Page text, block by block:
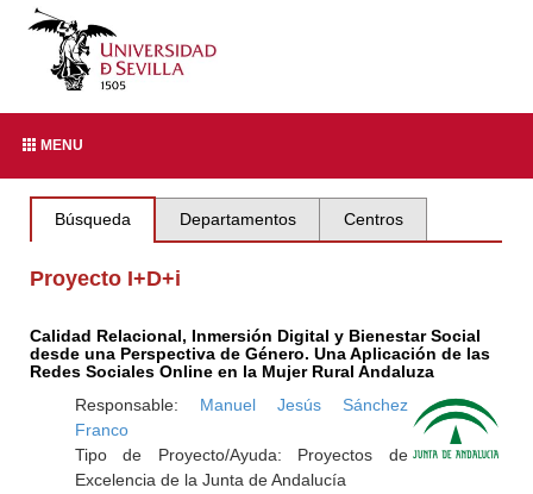
MENU
Búsqueda Departamentos Centros
Proyecto I+D+i
Calidad Relacional, Inmersión Digital y Bienestar Social
desde una Perspectiva de Género. Una Aplicación de las
Redes Sociales Online en la Mujer Rural Andaluza
Responsable: Manuel Jesús Sánchez
Franco
Tipo de Proyecto/Ayuda: Proyectos de
Excelencia de la Junta de Andalucía